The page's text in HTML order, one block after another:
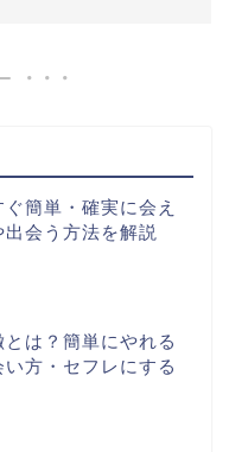
簡単・確実に会え
会う方法を解説
は？簡単にやれる
方・セフレにする